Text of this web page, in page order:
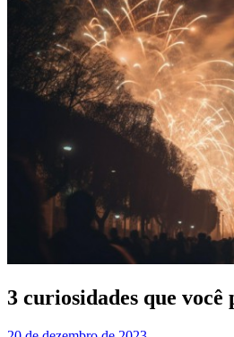
3 curiosidades que